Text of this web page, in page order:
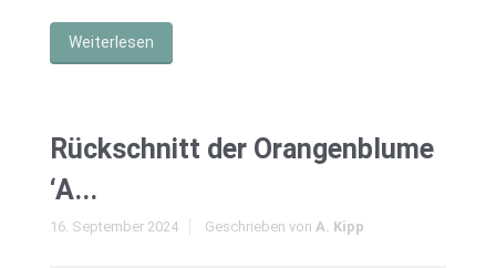
Weiterlesen
Rückschnitt der Orangenblume
‘A...
16. September 2024 Geschrieben von A. Kipp